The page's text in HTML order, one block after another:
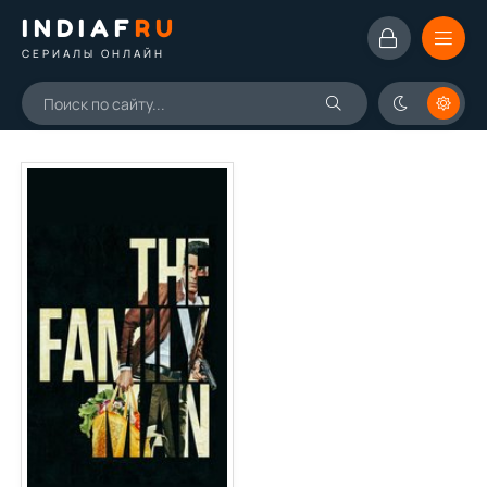
INDIAFRU
СЕРИАЛЫ ОНЛАЙН